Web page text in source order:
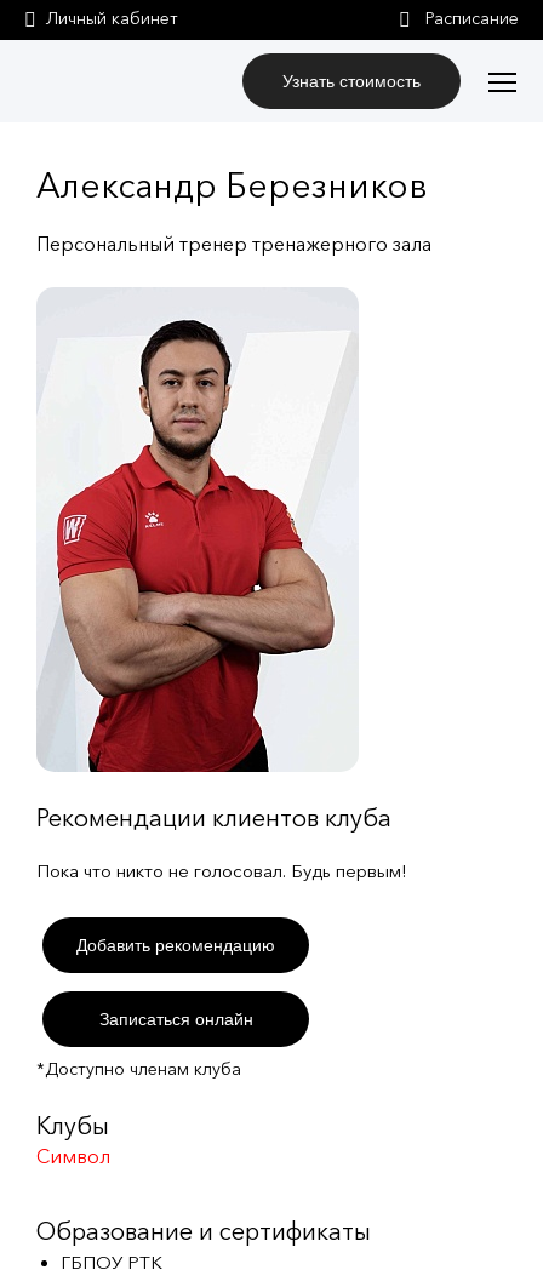
Личный кабинет
Узнать стоимость
Александр Березников
Персональный тренер тренажерного зала
Рекомендации клиентов клуба
Пока что никто не голосовал. Будь первым!
Добавить рекомендацию
Записаться онлайн
*Доступно членам клуба
Клубы
Символ
Образование и сертификаты
ГБПОУ РТК